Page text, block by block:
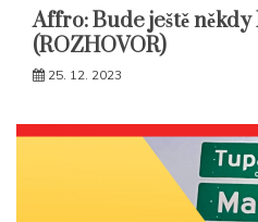
Affro: Bude ještě
(ROZHOVOR)
25. 12. 2023